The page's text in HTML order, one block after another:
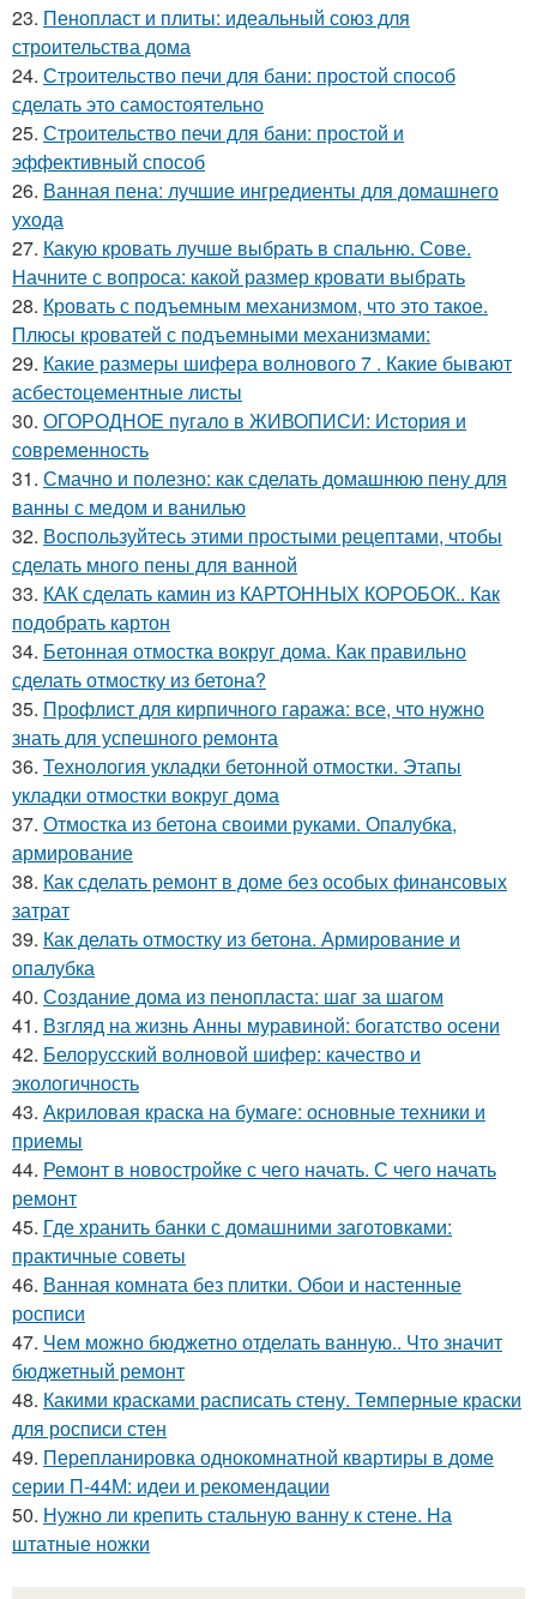
23. Пенопласт и плиты: идеальный союз для
строительства дома
24. Строительство печи для бани: простой способ
сделать это самостоятельно
25. Строительство печи для бани: простой и
эффективный способ
26. Ванная пена: лучшие ингредиенты для домашнего
ухода
27. Какую кровать лучше выбрать в спальню. Сове.
Начните с вопроса: какой размер кровати выбрать
28. Кровать с подъемным механизмом, что это такое.
Плюсы кроватей с подъемными механизмами:
29. Какие размеры шифера волнового 7 . Какие бывают
асбестоцементные листы
30. ОГОРОДНОЕ пугало в ЖИВОПИСИ: История и
современность
31. Смачно и полезно: как сделать домашнюю пену для
ванны с медом и ванилью
32. Воспользуйтесь этими простыми рецептами, чтобы
сделать много пены для ванной
33. КАК сделать камин из КАРТОННЫХ КОРОБОК.. Как
подобрать картон
34. Бетонная отмостка вокруг дома. Как правильно
сделать отмостку из бетона?
35. Профлист для кирпичного гаража: все, что нужно
знать для успешного ремонта
36. Технология укладки бетонной отмостки. Этапы
укладки отмостки вокруг дома
37. Отмостка из бетона своими руками. Опалубка,
армирование
38. Как сделать ремонт в доме без особых финансовых
затрат
39. Как делать отмостку из бетона. Армирование и
опалубка
40. Создание дома из пенопласта: шаг за шагом
41. Взгляд на жизнь Анны муравиной: богатство осени
42. Белорусский волновой шифер: качество и
экологичность
43. Акриловая краска на бумаге: основные техники и
приемы
44. Ремонт в новостройке с чего начать. С чего начать
ремонт
45. Где хранить банки с домашними заготовками:
практичные советы
46. Ванная комната без плитки. Обои и настенные
росписи
47. Чем можно бюджетно отделать ванную.. Что значит
бюджетный ремонт
48. Какими красками расписать стену. Темперные краски
для росписи стен
49. Перепланировка однокомнатной квартиры в доме
серии П-44М: идеи и рекомендации
50. Нужно ли крепить стальную ванну к стене. На
штатные ножки